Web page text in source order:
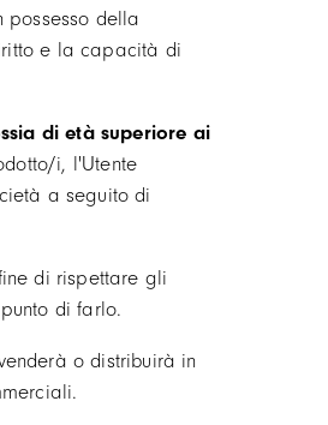
possesso della
e la capacità di
di età superiore ai
i, l'Utente
a seguito di
di rispettare gli
di farlo.
o distribuirà in